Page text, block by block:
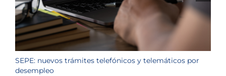
SEPE: nuevos trámites telefónicos y telemáticos por
desempleo